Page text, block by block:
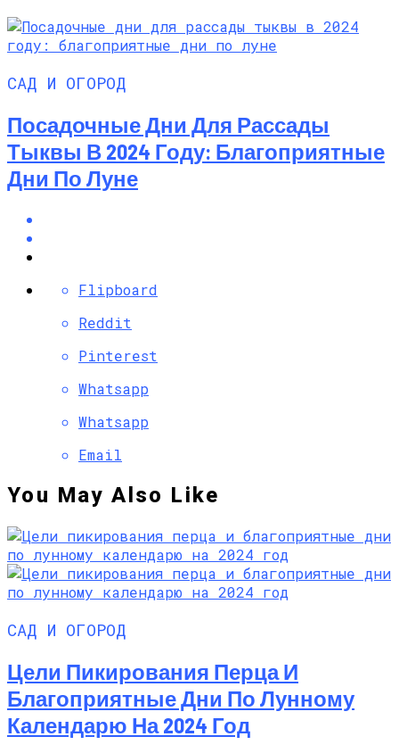
САД И ОГОРОД
Посадочные Дни Для Рассады
Тыквы В 2024 Году: Благоприятные
Дни По Луне
Flipboard
Reddit
Pinterest
Whatsapp
Whatsapp
Email
You May Also Like
САД И ОГОРОД
Цели Пикирования Перца И
Благоприятные Дни По Лунному
Календарю На 2024 Год